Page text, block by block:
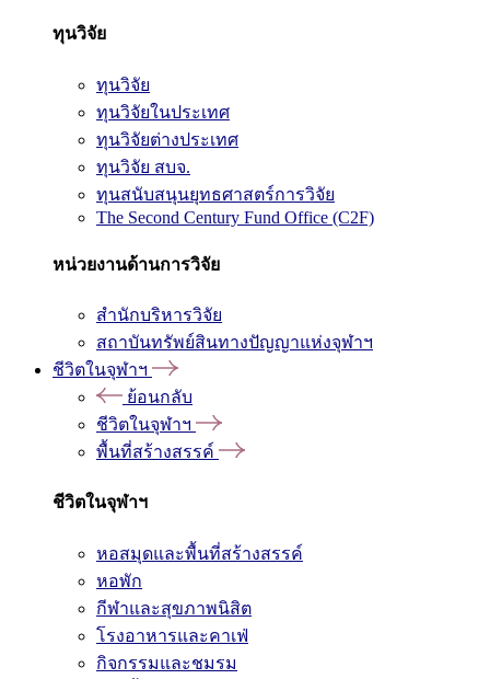
ทุนวิจัย
ทุนวิจัย
ทุนวิจัยในประเทศ
ทุนวิจัยต่างประเทศ
ทุนวิจัย สบจ.
ทุนสนับสนุนยุทธศาสตร์การวิจัย
The Second Century Fund Office (C2F)
หน่วยงานด้านการวิจัย
สำนักบริหารวิจัย
สถาบันทรัพย์สินทางปัญญาแห่งจุฬาฯ
ชีวิตในจุฬาฯ
ย้อนกลับ
ชีวิตในจุฬาฯ
พื้นที่สร้างสรรค์
ชีวิตในจุฬาฯ
หอสมุดและพื้นที่สร้างสรรค์
หอพัก
กีฬาและสุขภาพนิสิต
โรงอาหารและคาเฟ่
กิจกรรมและชมรม